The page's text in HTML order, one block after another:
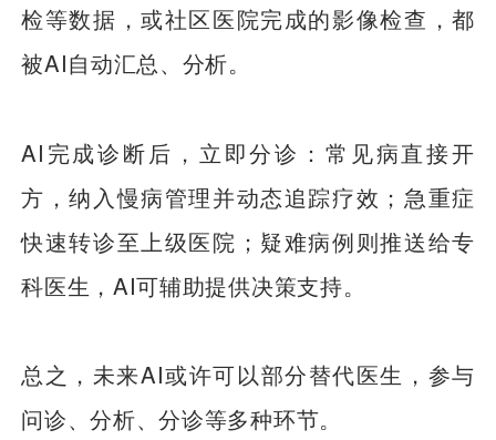
检等数据，或社区医院完成的影像检查，都
被AI自动汇总、分析。
AI完成诊断后，立即分诊：常见病直接开
方，纳入慢病管理并动态追踪疗效；急重症
快速转诊至上级医院；疑难病例则推送给专
科医生，AI可辅助提供决策支持。
总之，未来AI或许可以部分替代医生，参与
问诊、分析、分诊等多种环节。